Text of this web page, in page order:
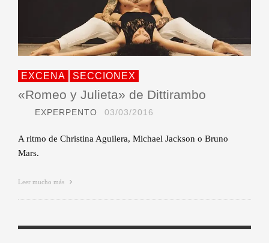
EXCENA SECCIONEX
«Romeo y Julieta» de Dittirambo
EXPERPENTO 03/03/2016
A ritmo de Christina Aguilera, Michael Jackson o Bruno
Mars.
Leer mucho más